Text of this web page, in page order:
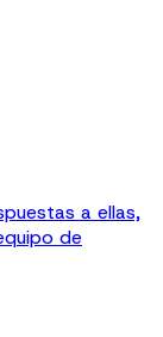
a ellas,
de